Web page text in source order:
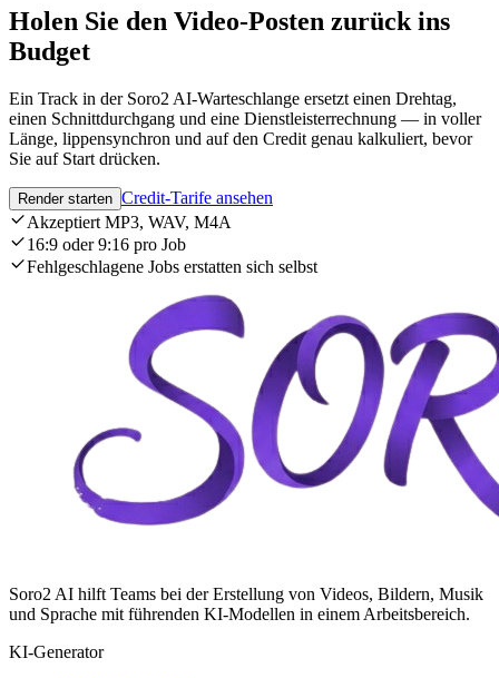
Holen Sie den Video-Posten zurück ins
Budget
Ein Track in der Soro2 AI-Warteschlange ersetzt einen Drehtag,
einen Schnittdurchgang und eine Dienstleisterrechnung — in voller
Länge, lippensynchron und auf den Credit genau kalkuliert, bevor
Sie auf Start drücken.
Render starten Credit-Tarife ansehen
Akzeptiert MP3, WAV, M4A
16:9 oder 9:16 pro Job
Fehlgeschlagene Jobs erstatten sich selbst
Soro2 AI hilft Teams bei der Erstellung von Videos, Bildern, Musik
und Sprache mit führenden KI-Modellen in einem Arbeitsbereich.
KI-Generator